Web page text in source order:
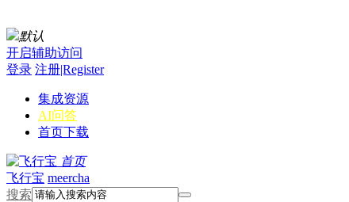
默认
开启辅助访问
登录 注册|Register
集成资源
AI问答
首页下载
首页
飞行宝 meercha
搜索